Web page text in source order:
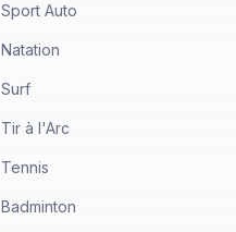
Sport Auto
Natation
Surf
Tir à l'Arc
Tennis
Badminton